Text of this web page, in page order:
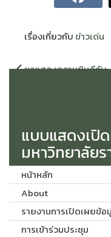
เรื่องเกี่ยวกับ ข่าวเด่น
แนะแนว
ขอแสดงความยินดีกับ
แบบแสดงเปิ
มหาวิทยาลัย
หน้าหลัก
About
รายงานการเปิดเผยข้อ
การเข้าร่วมประชุม